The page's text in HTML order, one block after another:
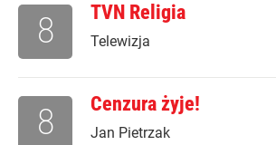
TVN Religia
Telewizja
8
Cenzura żyje!
Jan Pietrzak
8